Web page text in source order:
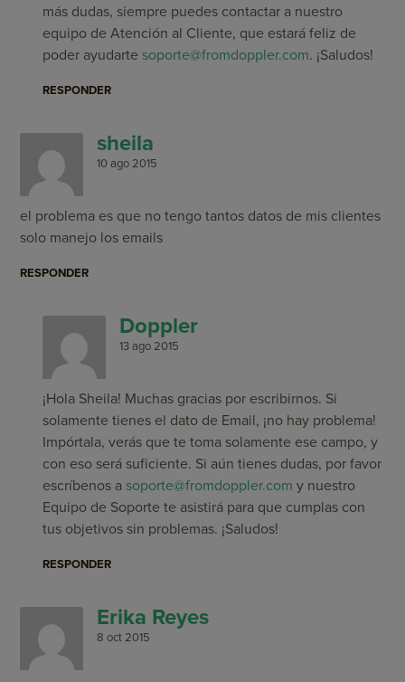
más dudas, siempre puedes contactar a nuestro
equipo de Atención al Cliente, que estará feliz de
poder ayudarte soporte@fromdoppler.com. ¡Saludos!
RESPONDER
sheila
10 ago 2015
el problema es que no tengo tantos datos de mis clientes
solo manejo los emails
RESPONDER
Doppler
13 ago 2015
¡Hola Sheila! Muchas gracias por escribirnos. Si
solamente tienes el dato de Email, ¡no hay problema!
Impórtala, verás que te toma solamente ese campo, y
con eso será suficiente. Si aún tienes dudas, por favor
escríbenos a soporte@fromdoppler.com y nuestro
Equipo de Soporte te asistirá para que cumplas con
tus objetivos sin problemas. ¡Saludos!
RESPONDER
Erika Reyes
8 oct 2015